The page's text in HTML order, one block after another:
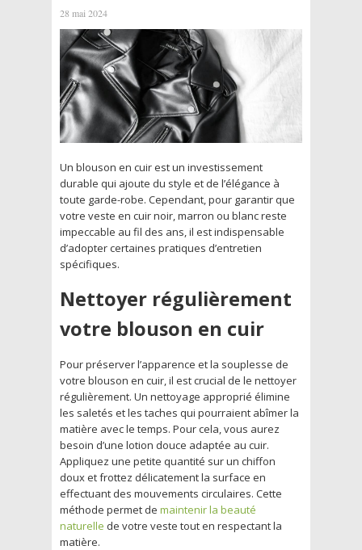
28 mai 2024
Un blouson en cuir est un investissement
durable qui ajoute du style et de l’élégance à
toute garde-robe. Cependant, pour garantir que
votre veste en cuir noir, marron ou blanc reste
impeccable au fil des ans, il est indispensable
d’adopter certaines pratiques d’entretien
spécifiques.
Nettoyer régulièrement
votre blouson en cuir
Pour préserver l’apparence et la souplesse de
votre blouson en cuir, il est crucial de le nettoyer
régulièrement. Un nettoyage approprié élimine
les saletés et les taches qui pourraient abîmer la
matière avec le temps. Pour cela, vous aurez
besoin d’une lotion douce adaptée au cuir.
Appliquez une petite quantité sur un chiffon
doux et frottez délicatement la surface en
effectuant des mouvements circulaires. Cette
méthode permet de maintenir la beauté
naturelle de votre veste tout en respectant la
matière.